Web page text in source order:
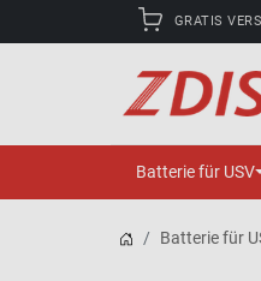
GRATIS
Batterie für USV
Batterie für